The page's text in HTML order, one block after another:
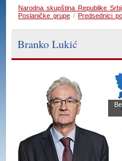
Narodna skupština Republike
Poslaničke grupe / Predsednici
Branko Lukić